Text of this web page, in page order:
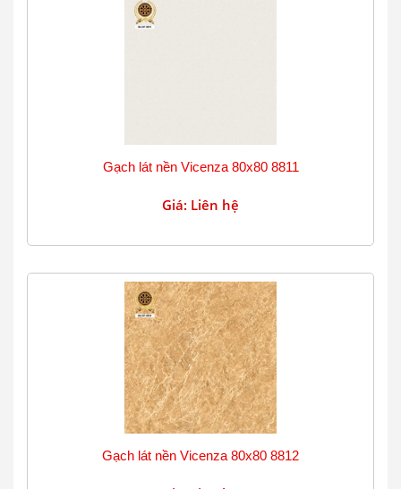
Gạch lát nền Vicenza 80x80 8811
Giá: Liên hệ
Gạch lát nền Vicenza 80x80 8812